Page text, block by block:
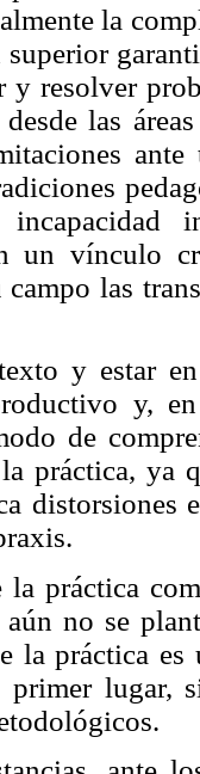
la
y resolver
las
un vínculo
campo las
y estar
y,
de
práctica, ya
distorsiones
la práctica
no se
la práctica
primer lugar,